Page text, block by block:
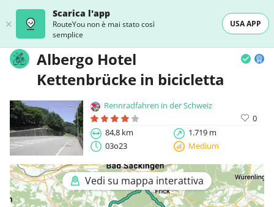
Scarica l'app
RouteYou non è mai stato così
semplice
USA APP
Albergo Hotel
Kettenbrücke in bicicletta
Rennradfahren in der Schweiz
0
84,8 km
1.719 m
03o23
Medium
Vedi su mappa interattiva